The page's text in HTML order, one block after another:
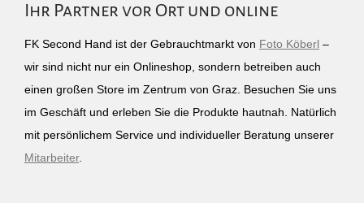
Ihr Partner vor Ort und online
FK Second Hand ist der Gebrauchtmarkt von Foto Köberl –
wir sind nicht nur ein Onlineshop, sondern betreiben auch
einen großen Store im Zentrum von Graz. Besuchen Sie uns
im Geschäft und erleben Sie die Produkte hautnah. Natürlich
mit persönlichem Service und individueller Beratung unserer
Mitarbeiter.